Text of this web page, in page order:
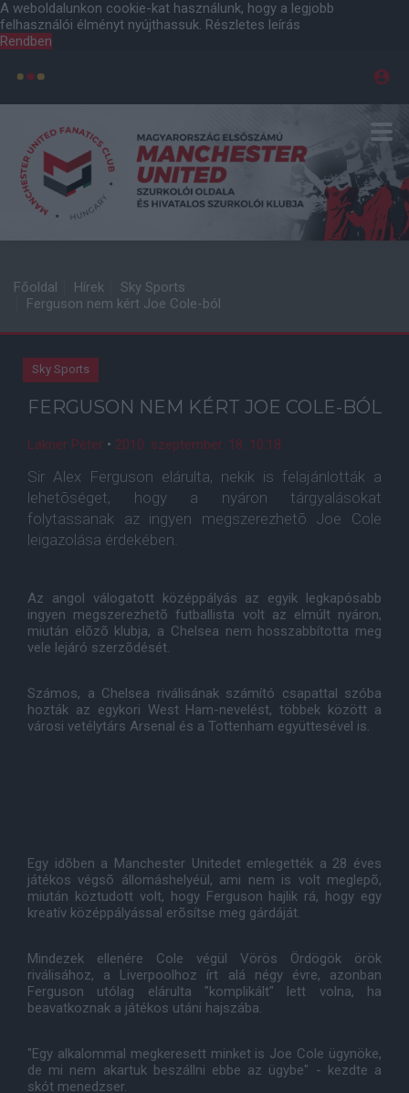
A weboldalunkon cookie-kat használunk, hogy a legjobb
felhasználói élményt nyújthassuk. Részletes leírás
Rendben
Főoldal Hírek
Sky Sports
Ferguson nem kért Joe Cole-ból
Sky Sports
FERGUSON NEM KÉRT JOE COLE-BÓL
Lakner Péter • 2010. szeptember. 18. 10:18
Sir Alex Ferguson elárulta, nekik is felajánlották a
lehetõséget, hogy a nyáron tárgyalásokat
folytassanak az ingyen megszerezhetõ Joe Cole
leigazolása érdekében.
Az angol válogatott középpályás az egyik legkapósabb
ingyen megszerezhetõ futballista volt az elmúlt nyáron,
miután elõzõ klubja, a Chelsea nem hosszabbította meg
vele lejáró szerzõdését.
Számos, a Chelsea riválisának számító csapattal szóba
hozták az egykori West Ham-nevelést, többek között a
városi vetélytárs Arsenal és a Tottenham együttesével is.
Egy idõben a Manchester Unitedet emlegették a 28 éves
játékos végsõ állomáshelyéül, ami nem is volt meglepõ,
miután köztudott volt, hogy Ferguson hajlik rá, hogy egy
kreatív középpályással erõsítse meg gárdáját.
Mindezek ellenére Cole végül Vörös Ördögök örök
riválisához, a Liverpoolhoz írt alá négy évre, azonban
Ferguson utólag elárulta "komplikált" lett volna, ha
beavatkoznak a játékos utáni hajszába.
"Egy alkalommal megkeresett minket is Joe Cole ügynöke,
de mi nem akartuk beszállni ebbe az ügybe" - kezdte a
skót menedzser.